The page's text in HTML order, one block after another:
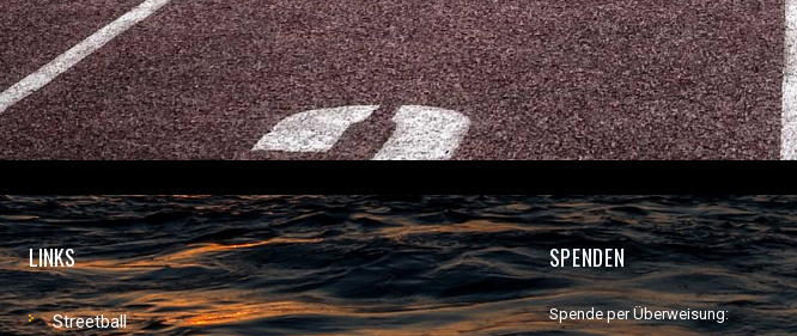
LINKS
Streetball
SPENDEN
Spende per Überweisung: